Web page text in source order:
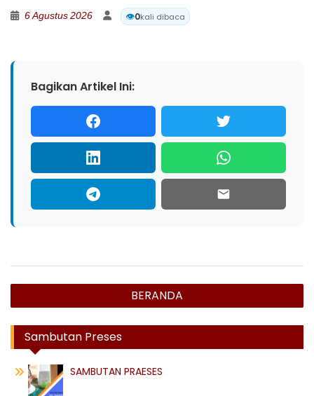
6 Agustus 2026 👁️0kali dibaca
Bagikan Artikel Ini:
Navigasi
pos
BERANDA
Sambutan Preses
SAMBUTAN PRAESES